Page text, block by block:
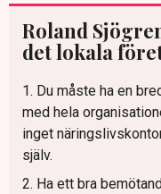
Roland
det lokala
1. Du måste ha en
med hela
inget
själv.
2. Ha ett bra